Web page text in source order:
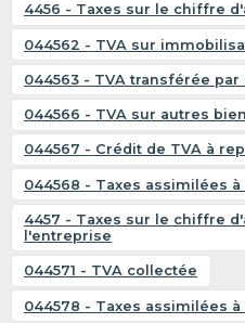
4456 - Taxes sur le chiffre
044562 - TVA sur
044563 - TVA transférée
044566 - TVA sur autres
044567 - Crédit de TVA à
044568 - Taxes assimilées à
4457 - Taxes sur le chiffre
l'entreprise
044571 - TVA collectée
044578 - Taxes assimilées à